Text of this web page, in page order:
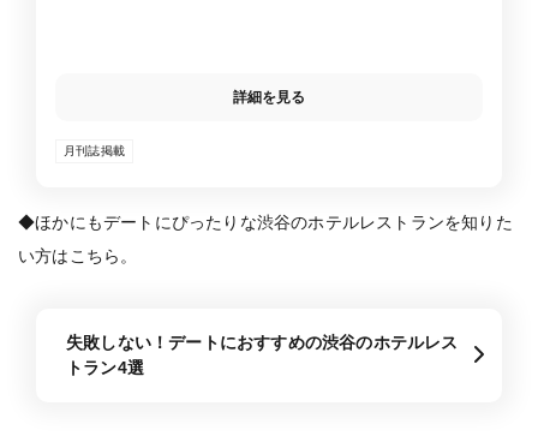
詳細を見る
月刊誌掲載
◆ほかにもデートにぴったりな渋谷のホテルレストランを知りた
い方はこちら。
失敗しない！デートにおすすめの渋谷のホテルレス
トラン4選